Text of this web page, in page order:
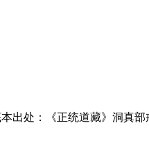
出处：《正统道藏》洞真部